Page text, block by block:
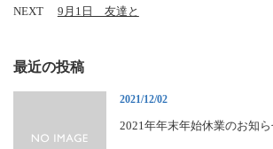
NEXT
9月1日 友達と
最近の投稿
2021/12/02
2021年年末年始休業のお知